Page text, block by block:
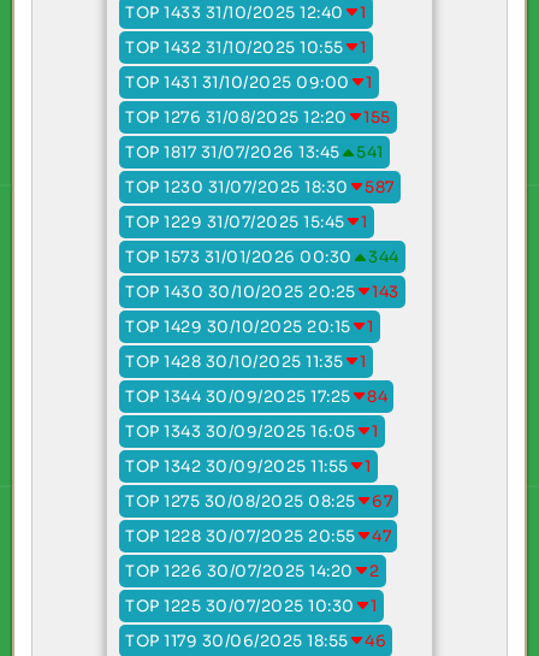
TOP 1433 31/10/2025 12:40
1
TOP 1432 31/10/2025 10:55
1
TOP 1431 31/10/2025 09:00
1
TOP 1276 31/08/2025 12:20
155
TOP 1817 31/07/2026 13:45
541
TOP 1230 31/07/2025 18:30
587
TOP 1229 31/07/2025 15:45
1
TOP 1573 31/01/2026 00:30
344
TOP 1430 30/10/2025 20:25
143
TOP 1429 30/10/2025 20:15
1
TOP 1428 30/10/2025 11:35
1
TOP 1344 30/09/2025 17:25
84
TOP 1343 30/09/2025 16:05
1
TOP 1342 30/09/2025 11:55
1
TOP 1275 30/08/2025 08:25
67
TOP 1228 30/07/2025 20:55
47
TOP 1226 30/07/2025 14:20
2
TOP 1225 30/07/2025 10:30
1
TOP 1179 30/06/2025 18:55
46